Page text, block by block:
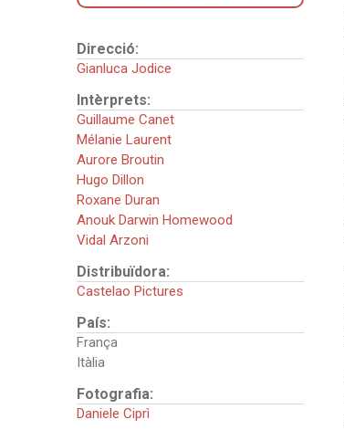
Direcció:
Gianluca Jodice
Intèrprets:
Guillaume Canet
Mélanie Laurent
Aurore Broutin
Hugo Dillon
Roxane Duran
Anouk Darwin Homewood
Vidal Arzoni
Distribuïdora:
Castelao Pictures
País:
França
Itàlia
Fotografia:
Daniele Ciprì